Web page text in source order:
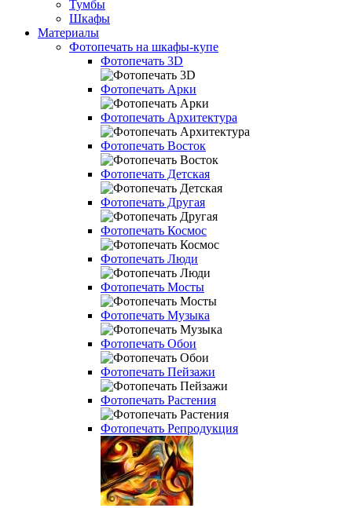
Тумбы
Шкафы
Материалы
Фотопечать на шкафы-купе
Фотопечать 3D
Фотопечать Арки
Фотопечать Архитектура
Фотопечать Восток
Фотопечать Детская
Фотопечать Другая
Фотопечать Космос
Фотопечать Люди
Фотопечать Мосты
Фотопечать Музыка
Фотопечать Обои
Фотопечать Пейзажи
Фотопечать Растения
Фотопечать Репродукция